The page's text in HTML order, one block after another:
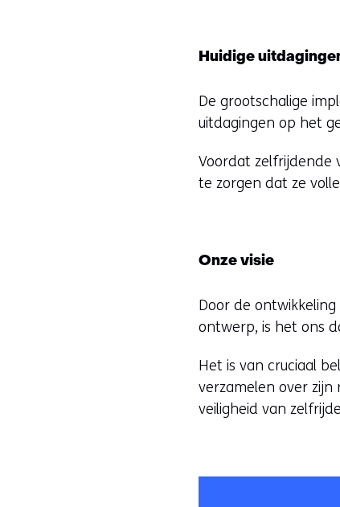
Huidige
De grootschalige
uitdagingen op het
Voordat zelfrijdende
te zorgen dat ze
Onze visie
Door de
ontwerp, is het ons
Het is van cruciaal
verzamelen over
veiligheid van